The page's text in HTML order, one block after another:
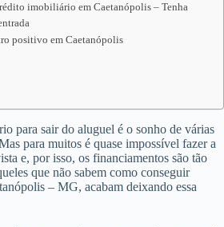
imobiliário em Caetanópolis – Tenha
positivo em Caetanópolis
para sair do aluguel é o sonho de várias
para muitos é quase impossível fazer a
e, por isso, os financiamentos são tão
que não sabem como conseguir
– MG, acabam deixando essa